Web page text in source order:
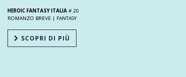
HEROIC FANTASY ITALIA # 20
ROMANZO BREVE | FANTASY
SCOPRI DI PIÙ